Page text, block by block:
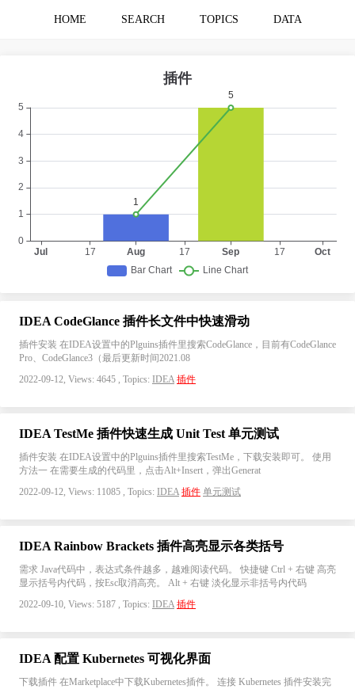
HOME SEARCH TOPICS DATA
IDEA CodeGlance 插件长文件中快速滑动
插件安装 在IDEA设置中的Plguins插件里搜索CodeGlance，目前有CodeGlance
Pro、CodeGlance3（最后更新时间2021.08
2022-09-12, Views: 4645 , Topics: IDEA 插件
IDEA TestMe 插件快速生成 Unit Test 单元测试
插件安装 在IDEA设置中的Plguins插件里搜索TestMe，下载安装即可。 使用
方法一 在需要生成的代码里，点击Alt+Insert，弹出Generat
2022-09-12, Views: 11085 , Topics: IDEA 插件 单元测试
IDEA Rainbow Brackets 插件高亮显示各类括号
需求 Java代码中，表达式条件越多，越难阅读代码。 快捷键 Ctrl + 右键 高亮
显示括号内代码，按Esc取消高亮。 Alt + 右键 淡化显示非括号内代码
2022-09-10, Views: 5187 , Topics: IDEA 插件
IDEA 配置 Kubernetes 可视化界面
下载插件 在Marketplace中下载Kubernetes插件。 连接 Kubernetes 插件安装完